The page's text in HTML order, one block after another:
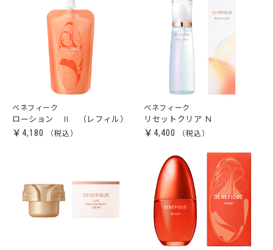
ベネフィーク
ローション Ⅱ （レフィル）
￥4,180
ベネフィーク
リセットクリア Ｎ
￥4,400